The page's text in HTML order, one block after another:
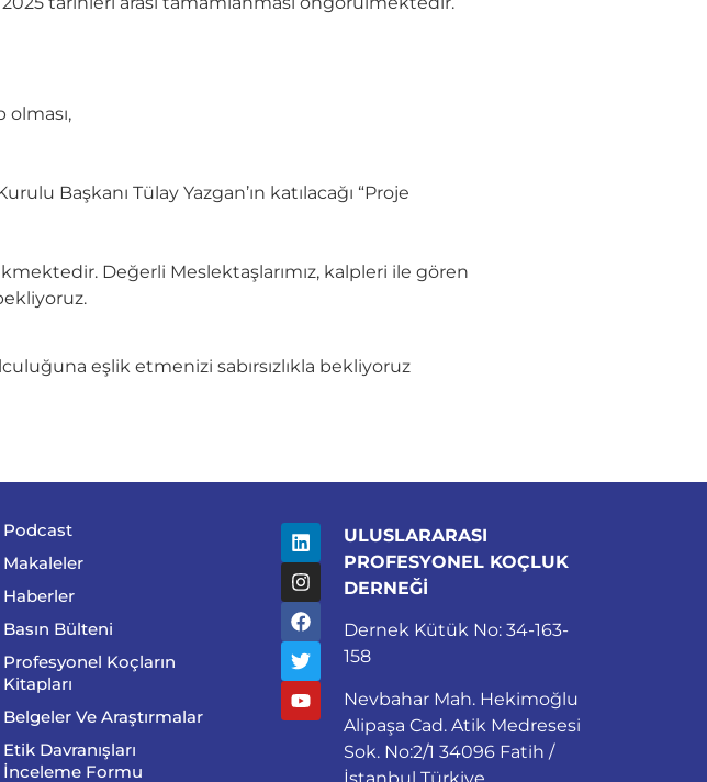
olması,
Başkanı Tülay Yazgan’ın katılacağı “Proje
Değerli Meslektaşlarımız, kalpleri ile gören
eşlik etmenizi sabırsızlıkla bekliyoruz
Podcast
Makaleler
Haberler
Basın Bülteni
Profesyonel Koçların
Kitapları
Belgeler Ve Araştırmalar
Etik Davranışları
İnceleme Formu
ULUSLARARASI
PROFESYONEL KOÇLUK
DERNEĞİ
Dernek Kütük No: 34-163-
158
Nevbahar Mah. Hekimoğlu
Alipaşa Cad. Atik Medresesi
Sok. No:2/1 34096 Fatih /